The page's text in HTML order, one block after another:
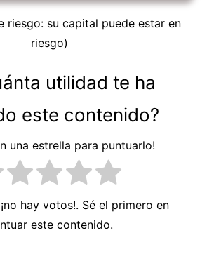
riesgo: su capital puede estar en
riesgo)
utilidad te ha
este contenido?
una estrella para puntuarlo!
hay votos!. Sé el primero en
este contenido.